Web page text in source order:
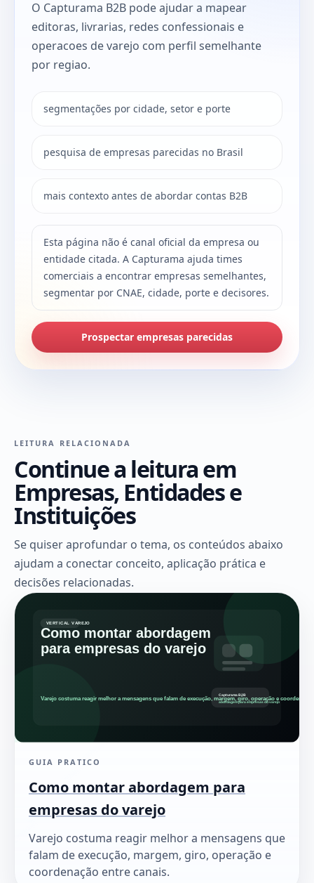
O Capturama B2B pode ajudar a mapear
editoras, livrarias, redes confessionais e
operacoes de varejo com perfil semelhante
por regiao.
segmentações por cidade, setor e porte
pesquisa de empresas parecidas no Brasil
mais contexto antes de abordar contas B2B
Esta página não é canal oficial da empresa ou
entidade citada. A Capturama ajuda times
comerciais a encontrar empresas semelhantes,
segmentar por CNAE, cidade, porte e decisores.
Prospectar empresas parecidas
LEITURA RELACIONADA
Continue a leitura em
Empresas, Entidades e
Instituições
Se quiser aprofundar o tema, os conteúdos abaixo
ajudam a conectar conceito, aplicação prática e
decisões relacionadas.
GUIA PRATICO
Como montar abordagem para
empresas do varejo
Varejo costuma reagir melhor a mensagens que
falam de execução, margem, giro, operação e
coordenação entre canais.